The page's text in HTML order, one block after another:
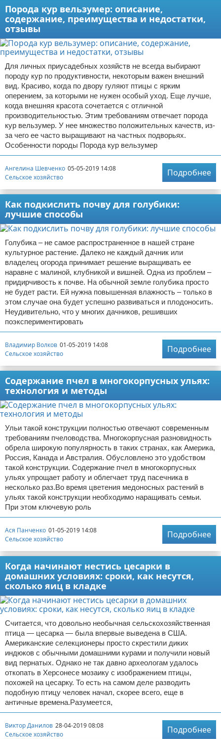
Порода кур вельзумер: описание,
содержание, преимущества и недостатки,
отзывы
Для личных приусадебных хозяйств не всегда выбирают
породу кур по продуктивности, некоторым важен внешний
вид. Красиво, когда по двору гуляют птицы с ярким
оперением, за которыми не нужен особый уход. Еще лучше,
когда внешняя красота сочетается с отличной
производительностью. Этим требованиям отвечает порода
кур вельзумер. У нее множество положительных качеств, из-
за чего ее часто выращивают на частных подворьях.
Особенности породы Порода кур вельзумер
Ангелина Шевченко 05-05-2019 14:08
Сельское хозяйство
Подробнее
Как подкислить почву для голубики:
лучшие способы
Голубика – не самое распространенное в нашей стране
культурное растение. Далеко не каждый дачник или
владелец огорода принимает решение выращивать ее
наравне с малиной, клубникой и вишней. Одна из проблем –
придирчивость к почве. На обычной земле голубика просто
не будет расти. Ей нужна повышенная влажность – только в
этом случае она будет успешно развиваться и плодоносить.
Неудивительно, что у многих дачников, решивших
поэкспериментировать
Владимир Волков 01-05-2019 14:08
Сельское хозяйство
Подробнее
Содержание пчел в многокорпусных ульях:
технология и методы
Ульи такой конструкции полностью отвечают современным
требованиям пчеловодства. Многокорпусная разновидность
обрела широкую популярность в таких странах, как Америка,
Россия, Канада и Австралия. Обусловлено это удобством
такой конструкции. Содержание пчел в многокорпусных
ульях упрощает работу и облегчает труд пасечника в
несколько раз.Во время цветения медоносных растений в
ульях такой конструкции необходимо наращивать семьи.
При этом ключевую роль
Ася Панченко 01-05-2019 14:08
Сельское хозяйство
Подробнее
Когда начинают нестись цесарки в
домашних условиях: сроки, как несутся,
сколько яиц в кладке
Считается, что довольно необычная сельскохозяйственная
птица — цесарка — была впервые выведена в США.
Американские селекционеры просто скрестили диких
индюков с обычными домашними курами и получили новый
вид пернатых. Однако не так давно археологам удалось
откопать в Херсонесе мозаику с изображением птицы,
похожей на цесарку. То есть на самом деле разводить
подобную птицу человек начал, скорее всего, еще в
античные времена.Разумеется,
Виктор Данилов 28-04-2019 08:08
Сельское хозяйство
Подробнее